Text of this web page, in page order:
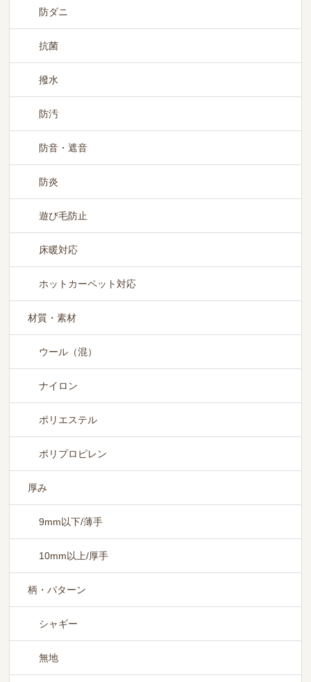
防ダニ
抗菌
撥水
防汚
防音・遮音
防炎
遊び毛防止
床暖対応
ホットカーペット対応
材質・素材
ウール（混）
ナイロン
ポリエステル
ポリプロピレン
厚み
9mm以下/薄手
10mm以上/厚手
柄・パターン
シャギー
無地